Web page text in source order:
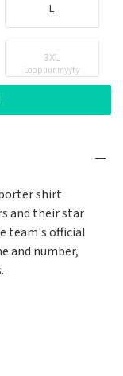
L
3XL
Loppuunmyyty
shirt
and their star
team's official
and number,